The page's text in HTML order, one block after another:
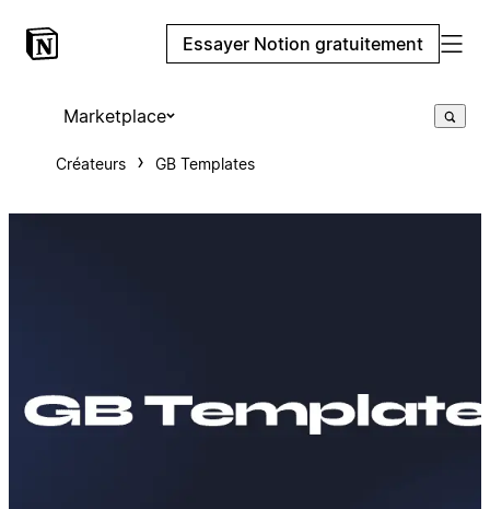
Essayer Notion gratuitement
Marketplace
Créateurs GB Templates